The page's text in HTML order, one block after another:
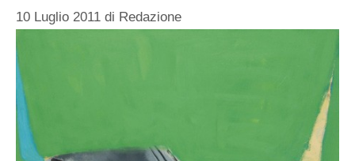
10 Luglio 2011 di Redazione